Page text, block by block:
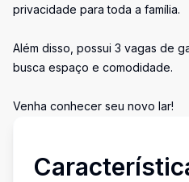
privacidade para toda a família.
Além disso, possui 3 vagas de
busca espaço e comodidade.
Venha conhecer seu novo lar!